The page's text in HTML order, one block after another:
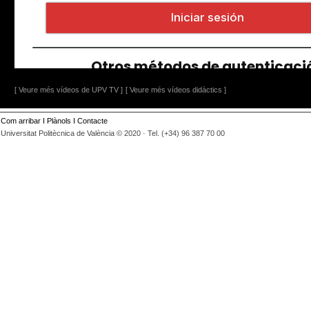
[ Veure més vídeos de UPV TV ] [ Veure més vídeos didàctics ]
Com arribar I Plànols I Contacte
Universitat Politècnica de València © 2020 · Tel. (+34) 96 387 70 00